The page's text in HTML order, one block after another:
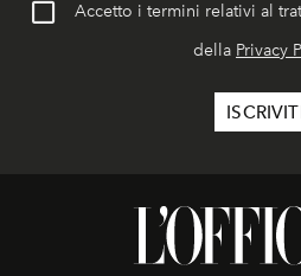
Accetto i termini relativi al
della Privacy